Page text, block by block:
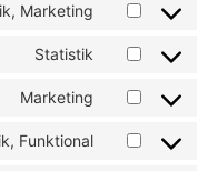
Marketing
Statistik
Marketing
Funktional